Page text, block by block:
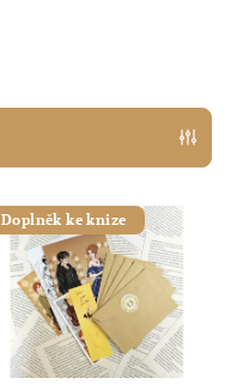
Doplněk ke knize